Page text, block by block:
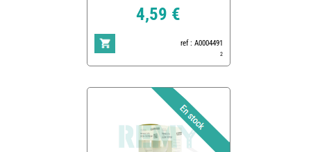
4,59 €
ref : A0004491
2